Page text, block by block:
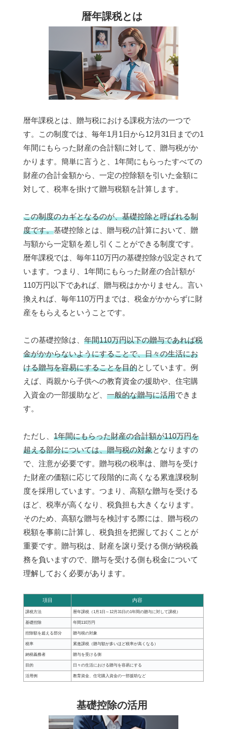
暦年課税とは
暦年課税とは、贈与税における課税方法の一つで
す。この制度では、毎年1月1日から12月31日までの1
年間にもらった財産の合計額に対して、贈与税がか
かります。簡単に言うと、1年間にもらったすべての
財産の合計金額から、一定の控除額を引いた金額に
対して、税率を掛けて贈与税額を計算します。
この制度のカギとなるのが、基礎控除と呼ばれる制
度です。基礎控除とは、贈与税の計算において、贈
与額から一定額を差し引くことができる制度です。
暦年課税では、毎年110万円の基礎控除が設定されて
います。つまり、1年間にもらった財産の合計額が
110万円以下であれば、贈与税はかかりません。言い
換えれば、毎年110万円までは、税金がかからずに財
産をもらえるということです。
この基礎控除は、 年間110万円以下の贈与であれば税
金がかからないようにすることで、日々の生活にお
ける贈与を容易にすることを目的としています。例
えば、両親から子供への教育資金の援助や、住宅購
入資金の一部援助など、 一般的な贈与に活用できま
す。
ただし、 1年間にもらった財産の合計額が110万円を
超える部分については、贈与税の対象となりますの
で、注意が必要です。贈与税の税率は、贈与を受け
た財産の価額に応じて段階的に高くなる累進課税制
度を採用しています。つまり、高額な贈与を受ける
ほど、税率が高くなり、税負担も大きくなります。
そのため、高額な贈与を検討する際には、贈与税の
税額を事前に計算し、税負担を把握しておくことが
重要です。贈与税は、財産を譲り受ける側が納税義
務を負いますので、贈与を受ける側も税金について
理解しておく必要があります。
項目 内容
課税方法 暦年課税（1月1日～12月31日の1年間の贈与に対して課税）
基礎控除 年間110万円
控除額を超える部分 贈与税の対象
税率 累進課税（贈与額が多いほど税率が高くなる）
納税義務者 贈与を受ける側
目的 日々の生活における贈与を容易にする
活用例 教育資金、住宅購入資金の一部援助など
基礎控除の活用